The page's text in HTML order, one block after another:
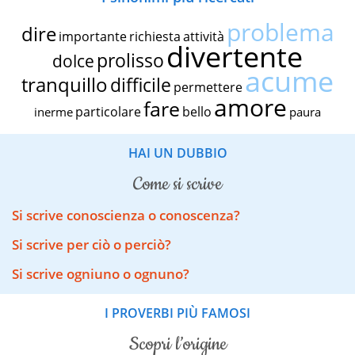
dire importante richiestaattività problema
dolce prolissodivertente
tranquillodifficile permettereacume
inerme particolarefare bello amore paura
HAI UN DUBBIO
come si scrive
Si scrive conoscienza o conoscenza?
Si scrive per ciò o perciò?
Si scrive ogniuno o ognuno?
I PROVERBI PIÙ FAMOSI
scopri l’origine